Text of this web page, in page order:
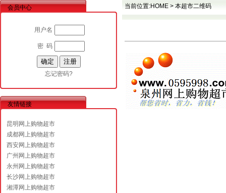
会员中心
用户名
密 码
忘记密码?
友情链接
昆明网上购物超市
成都网上购物超市
西安网上购物超市
广州网上购物超市
永州网上购物超市
长沙网上购物超市
湘潭网上购物超市
当前位置:HOME > 本超市二维码